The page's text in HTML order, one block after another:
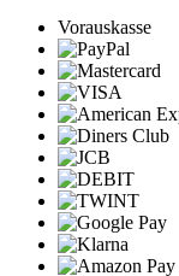
Vorauskasse